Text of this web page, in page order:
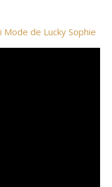
Mode de Lucky Sophie